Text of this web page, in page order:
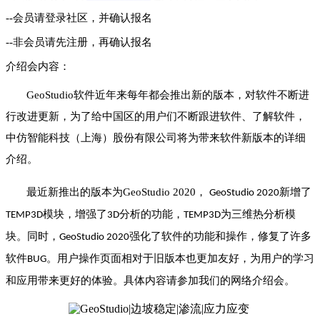
--会员请登录社区，并确认报名
--非会员请先注册，再确认报名
介绍会内容：
GeoStudio软件近年来每年都会推出新的版本，对软件不断进
行改进更新，为了给中国区的用户们不断跟进软件、了解软件，
中仿智能科技（上海）股份有限公司将为带来软件新版本的详细
介绍。
最近新推出的版本为GeoStudio 2020 ， GeoStudio 2020新增了
TEMP3D模块，增强了 3D分析的功能， TEMP3D为三维热分析模
块。同时， GeoStudio 2020强化了软件的功能和操作，修复了许多
软件BUG。用户操作页面相对于旧版本也更加友好，为用户的学习
和应用带来更好的体验。具体内容请参加我们的网络介绍会。